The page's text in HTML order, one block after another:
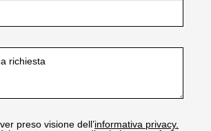
preso visione dell’informativa privacy.